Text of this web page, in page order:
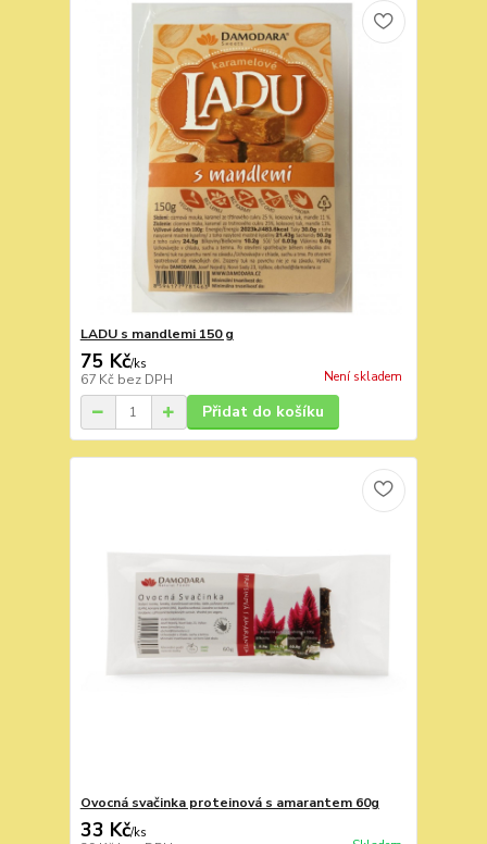
LADU s mandlemi 150 g
75 Kč/ks
67 Kč bez DPH Není skladem
Přidat do košíku
Ovocná svačinka proteinová s amarantem 60g
33 Kč/ks